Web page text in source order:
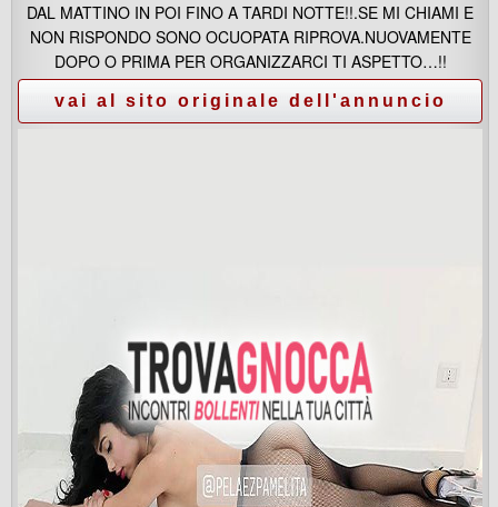
DAL MATTINO IN POI FINO A TARDI NOTTE!!.SE MI CHIAMI E
NON RISPONDO SONO OCUOPATA RIPROVA.NUOVAMENTE
DOPO O PRIMA PER ORGANIZZARCI TI ASPETTO…!!